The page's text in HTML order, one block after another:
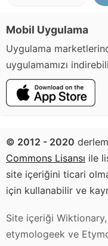
Mobil Uygulama
Uygulama
uygulamamızı
© 2012 - 2020
Commons Lisansı ile
site içeriğini ticari
için kullanabilir ve
Site içeriği
etymologeek ve